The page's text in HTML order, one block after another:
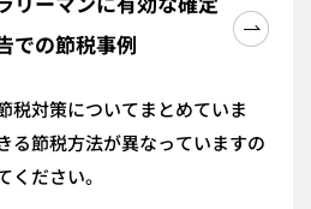
での節税事例
税対策についてまとめていま
る節税方法が異なっていますの
ください。